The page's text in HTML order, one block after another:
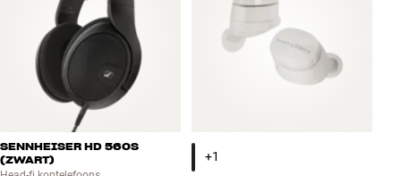
SENNHEISER HD 560S
(ZWART)